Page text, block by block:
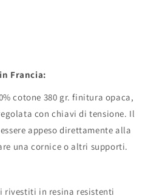
Francia:
cotone 380 gr. finitura opaca,
con chiavi di tensione. Il
appeso direttamente alla
una cornice o altri supporti.
rivestiti in resina resistenti